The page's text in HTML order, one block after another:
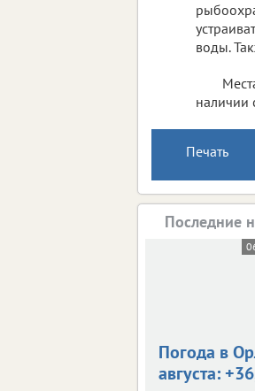
воды.
наличии
Печать
Последние
Погода в
августа: